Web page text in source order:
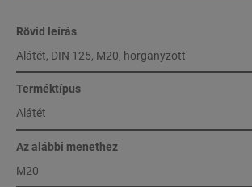
Rövid leírás
Alátét, DIN 125, M20, horganyzott
Terméktípus
Alátét
Az alábbi menethez
M20